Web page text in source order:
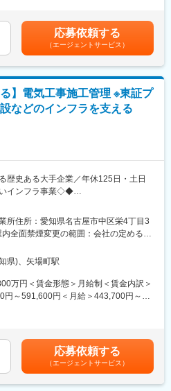
とができます
の応用分野に携わるため、ワークライ
きます
標達成に向けて成長できます
を通じて、技術力およびソフトスキル
です
業務
機械設計業務をお任せします。顧客と
設計、詳細設計、部品手配、組立フォ
様検討
（3DCAD：SOLIDWORKS）
組立フォロー
（休日出勤時は代休取得）
体を担当できるため、技術力を大きく
らのアイデアを活かした設計が求めら
分野に関われるため、市場価値向上に
2名）
活かしながら即戦力として活躍しやす
ます。月給(月額)は固定手当を含めた表
応募依頼する
（エージェントサービス）
】電気工事施工管理 ※東証プ
などのインフラを支える
史ある大手企業／年休125日・土日
インフラ事業◇◆
種プラントの電気工事に関する施工管
きます。
当面の業務内容を決定しますが、主に
電所集中自動化監視制御システム、総
監視制御装置、浄水場監視制御装置、
照明用コントロールセンター、塵芥処
所住所：愛知県名古屋市中区栄4丁目3
全面禁煙変更の範囲：会社の定める事
県)、矢場町駅
万円＜賃金形態＞月給制＜賃金内訳＞
円～591,600円＜月給＞443,700円～
を通じて上下する可能性があります。
めた表記です。
応募依頼する
（エージェントサービス）